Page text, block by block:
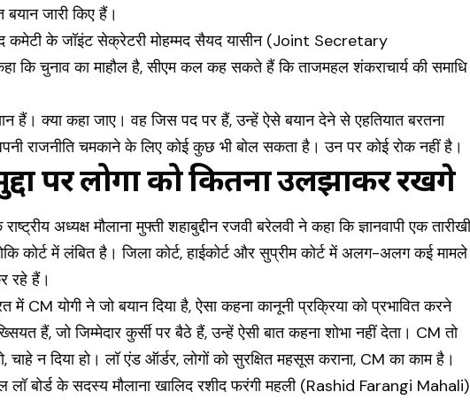
जारी किए हैं।
कमेटी के जॉइंट सेक्रेटरी मोहम्मद सैयद यासीन (Joint Secretary
चुनाव का माहौल है, सीएम कल कह सकते हैं कि ताजमहल शंकराचार्य की समाधि
हैं। क्या कहा जाए। वह जिस पद पर हैं, उन्हें ऐसे बयान देने से एहतियात बरतना
राजनीति चमकाने के लिए कोई कुछ भी बोल सकता है। उन पर कोई रोक नहीं है।
पर लोगों को कितना उलझाकर रखेंगे
अध्यक्ष मौलाना मुफ्ती शहाबुद्दीन रजवी बरेलवी ने कहा कि ज्ञानवापी एक
कोर्ट में लंबित है। जिला कोर्ट, हाईकोर्ट और सुप्रीम कोर्ट में अलग-अलग कई मामले
रहे हैं।
में CM योगी ने जो बयान दिया है, ऐसा कहना कानूनी प्रक्रिया को प्रभावित करने
हैं, जो जिम्मेदार कुर्सी पर बैठे हैं, उन्हें ऐसी बात कहना शोभा नहीं देता। CM तो
चाहे न दिया हो। लॉ एंड ऑर्डर, लोगों को सुरक्षित महसूस कराना, CM का काम है।
बोर्ड के सदस्य मौलाना खालिद रशीद फरंगी महली (Rashid Farangi Mahali)